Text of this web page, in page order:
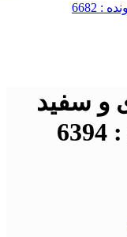
6682
و سفید